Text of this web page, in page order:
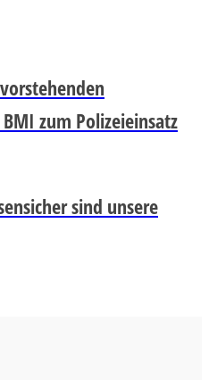
zum Polizeieinsatz
sind unsere